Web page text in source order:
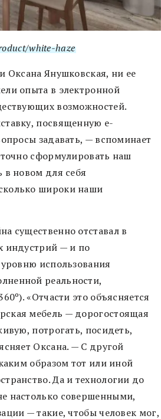
white-haze
Оксана Янушковская, ни ее
опыта в электронной
возможностей.
посвященную e-
задавать, — вспоминает
сформулировать наш
в новом для себя
широки наши
существенно отставал в
индустрий — и по
использования
реальности,
«Отчасти это объясняется
мебель — дорогостоящая
потрогать, посидеть,
Оксана. — С другой
образом тот или иной
Да и технологии до
настолько совершенными,
— такие, чтобы человек мог,